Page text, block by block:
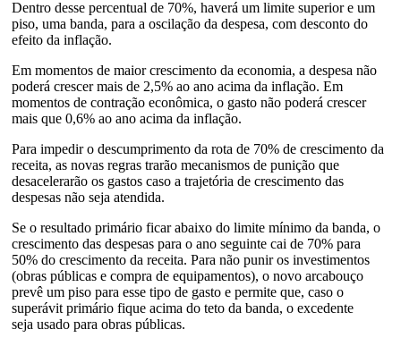
Dentro desse percentual de 70%, haverá um limite superior e um
piso, uma banda, para a oscilação da despesa, com desconto do
efeito da inflação.
Em momentos de maior crescimento da economia, a despesa não
poderá crescer mais de 2,5% ao ano acima da inflação. Em
momentos de contração econômica, o gasto não poderá crescer
mais que 0,6% ao ano acima da inflação.
Para impedir o descumprimento da rota de 70% de crescimento da
receita, as novas regras trarão mecanismos de punição que
desacelerarão os gastos caso a trajetória de crescimento das
despesas não seja atendida.
Se o resultado primário ficar abaixo do limite mínimo da banda, o
crescimento das despesas para o ano seguinte cai de 70% para
50% do crescimento da receita. Para não punir os investimentos
(obras públicas e compra de equipamentos), o novo arcabouço
prevê um piso para esse tipo de gasto e permite que, caso o
superávit primário fique acima do teto da banda, o excedente
seja usado para obras públicas.